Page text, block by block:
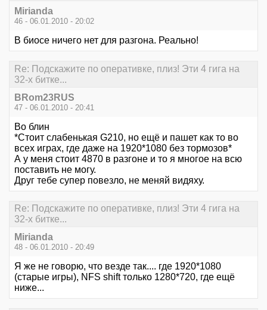
Mirianda
46 - 06.01.2010 - 20:02
В биосе ничего нет для разгона. Реально!
Re: Подскажите по оперативке, плиз! Эти 4 гига на
32-х битке...
BRom23RUS
47 - 06.01.2010 - 20:41
Во блин
*Стоит слабенькая G210, но ещё и пашет как то во
всех играх, где даже на 1920*1080 без тормозов*
А у меня стоит 4870 в разгоне и то я многое на всю
поставить не могу.
Друг тебе супер повезло, не меняй видяху.
Re: Подскажите по оперативке, плиз! Эти 4 гига на
32-х битке...
Mirianda
48 - 06.01.2010 - 20:49
Я же не говорю, что везде так.... где 1920*1080
(старые игры), NFS shift только 1280*720, где ещё
ниже...